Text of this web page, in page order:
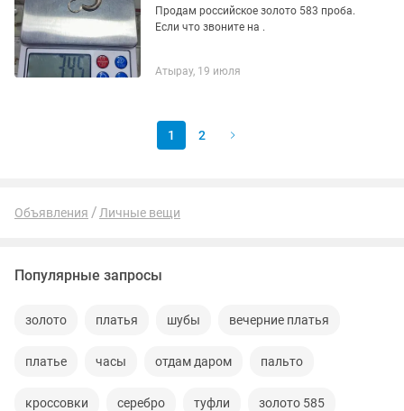
Продам российское золото 583 проба.
Если что звоните на .
Атырау, 19 июля
1 2
Объявления Личные вещи
Популярные запросы
золото платья шубы вечерние платья
платье часы отдам даром пальто
кроссовки серебро туфли золото 585